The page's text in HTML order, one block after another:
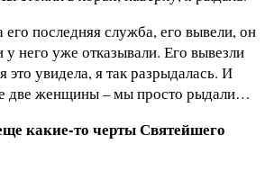
последняя служба, его вывели, он
у него уже отказывали. Его вывезли
это увидела, я так разрыдалась. И
две женщины – мы просто рыдали…
какие-то черты Святейшего